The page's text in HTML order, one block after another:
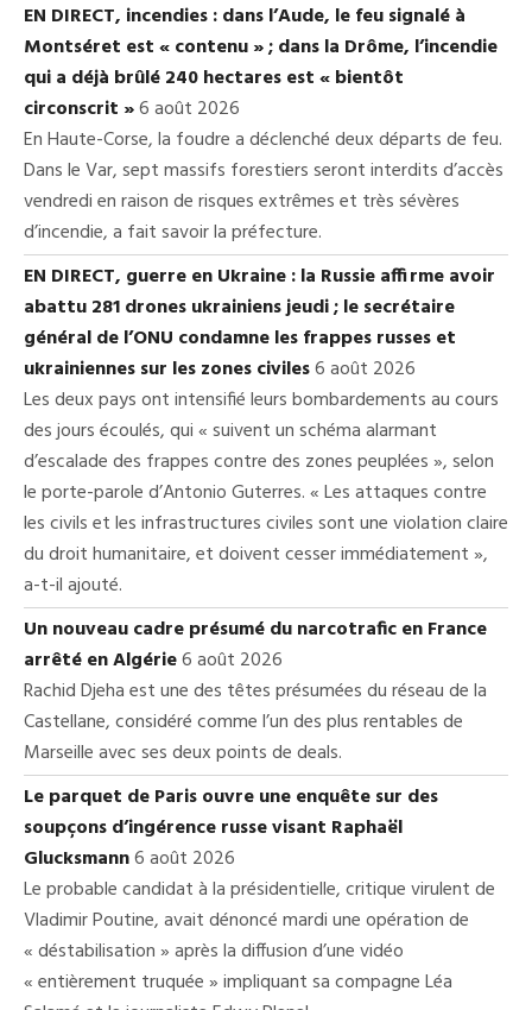
EN DIRECT, incendies : dans l’Aude, le feu signalé à
Montséret est « contenu » ; dans la Drôme, l’incendie
qui a déjà brûlé 240 hectares est « bientôt
circonscrit »6 août 2026
En Haute-Corse, la foudre a déclenché deux départs de feu.
Dans le Var, sept massifs forestiers seront interdits d’accès
vendredi en raison de risques extrêmes et très sévères
d’incendie, a fait savoir la préfecture.
EN DIRECT, guerre en Ukraine : la Russie affirme avoir
abattu 281 drones ukrainiens jeudi ; le secrétaire
général de l’ONU condamne les frappes russes et
ukrainiennes sur les zones civiles6 août 2026
Les deux pays ont intensifié leurs bombardements au cours
des jours écoulés, qui « suivent un schéma alarmant
d’escalade des frappes contre des zones peuplées », selon
le porte-parole d’Antonio Guterres. « Les attaques contre
les civils et les infrastructures civiles sont une violation claire
du droit humanitaire, et doivent cesser immédiatement »,
a-t-il ajouté.
Un nouveau cadre présumé du narcotrafic en France
arrêté en Algérie6 août 2026
Rachid Djeha est une des têtes présumées du réseau de la
Castellane, considéré comme l’un des plus rentables de
Marseille avec ses deux points de deals.
Le parquet de Paris ouvre une enquête sur des
soupçons d’ingérence russe visant Raphaël
Glucksmann6 août 2026
Le probable candidat à la présidentielle, critique virulent de
Vladimir Poutine, avait dénoncé mardi une opération de
« déstabilisation » après la diffusion d’une vidéo
« entièrement truquée » impliquant sa compagne Léa